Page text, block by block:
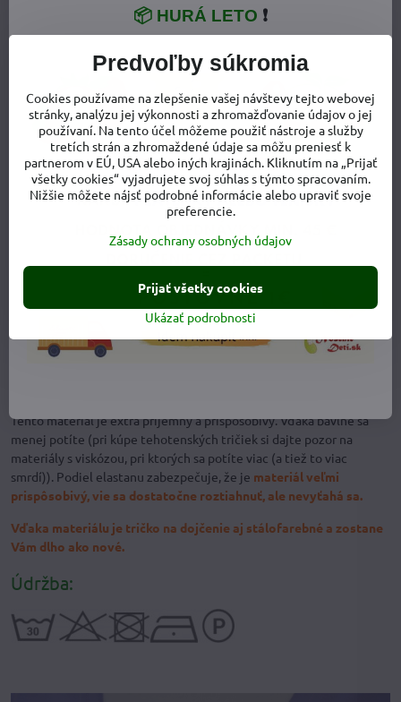
Materiálové zloženie:
Tento materiál je extra príjemný a prispôsobivý. Vďaka bavlne sa
menej potíte (pri kúpe tehotenských tričiek si dajte pozor na
materiály s viskózou, pri ktorých sa potíte viac (a tiež to viac
smrdí)). Podiel elastanu zabezpečuje, že je materiál veľmi
prispôsobivý, vie sa dostatočne roztiahnuť, ale nevyťahá sa.
Vďaka materiálu je tričko na dojčenie aj stálofarebné a zostane
Vám dlho ako nové.
Údržba:
Predvoľby súkromia
Cookies používame na zlepšenie vašej návštevy tejto webovej
stránky, analýzu jej výkonnosti a zhromažďovanie údajov o jej
používaní. Na tento účel môžeme použiť nástroje a služby
tretích strán a zhromaždené údaje sa môžu preniesť k
partnerom v EÚ, USA alebo iných krajinách. Kliknutím na „Prijať
všetky cookies“ vyjadrujete svoj súhlas s týmto spracovaním.
Nižšie môžete nájsť podrobné informácie alebo upraviť svoje
preferencie.
Zásady ochrany osobných údajov
Ukázať podrobnosti
Prijať všetky cookies
📦 HURÁ LETO ❗